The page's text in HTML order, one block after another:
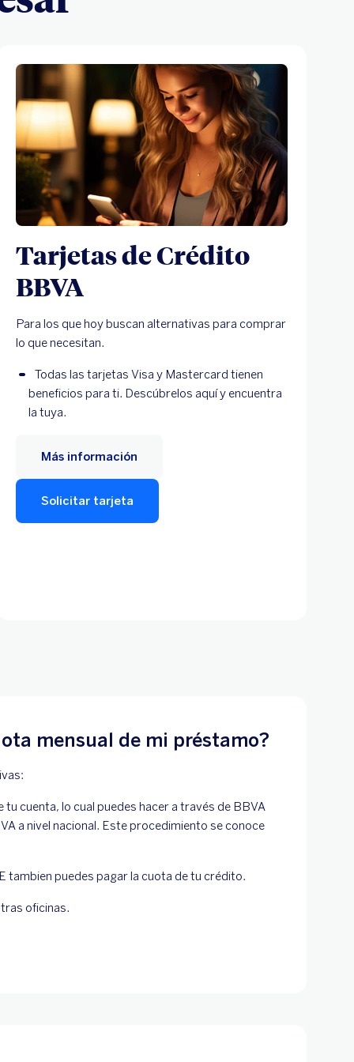
Tarjetas de Crédito
BBVA
Para los que hoy buscan alternativas para comprar
lo que necesitan.
Todas las tarjetas Visa y Mastercard tienen
beneficios para ti. Descúbrelos aquí y encuentra
la tuya.
Solicitar tarjeta
Más información
mensual de mi préstamo?
cuenta, lo cual puedes hacer a través de BBVA
a nivel nacional. Este procedimiento se conoce
tambien puedes pagar la cuota de tu crédito.
oficinas.